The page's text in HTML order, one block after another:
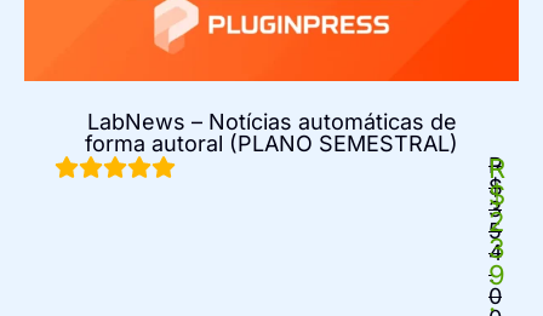
LabNews – Notícias automáticas de
forma autoral (PLANO SEMESTRAL)
R
$
3
5
4
.
0
R
$
2
3
9
.